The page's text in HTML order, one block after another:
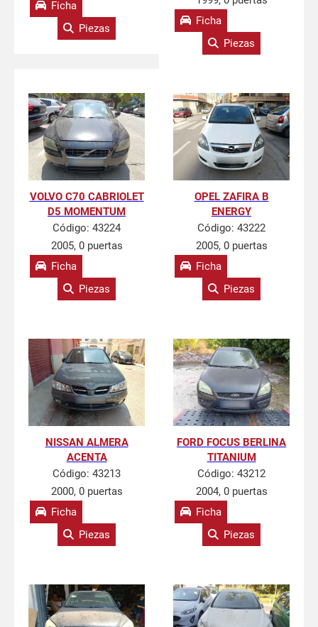
Ficha
Piezas
Ficha
Piezas
VOLVO C70 CABRIOLET
D5 MOMENTUM
Código: 43224
2005, 0 puertas
Ficha
Piezas
OPEL ZAFIRA B
ENERGY
Código: 43222
2005, 0 puertas
Ficha
Piezas
NISSAN ALMERA
ACENTA
Código: 43213
2000, 0 puertas
Ficha
Piezas
FORD FOCUS BERLINA
TITANIUM
Código: 43212
2004, 0 puertas
Ficha
Piezas